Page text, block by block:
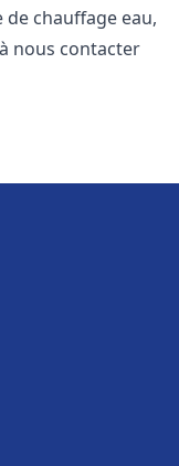
chauffage eau,
nous contacter